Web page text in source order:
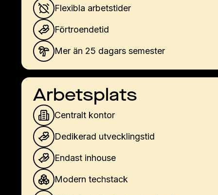
Flexibla arbetstider
Förtroendetid
Mer än 25 dagars semester
Arbetsplats
Centralt kontor
Dedikerad utvecklingstid
Endast inhouse
Modern techstack